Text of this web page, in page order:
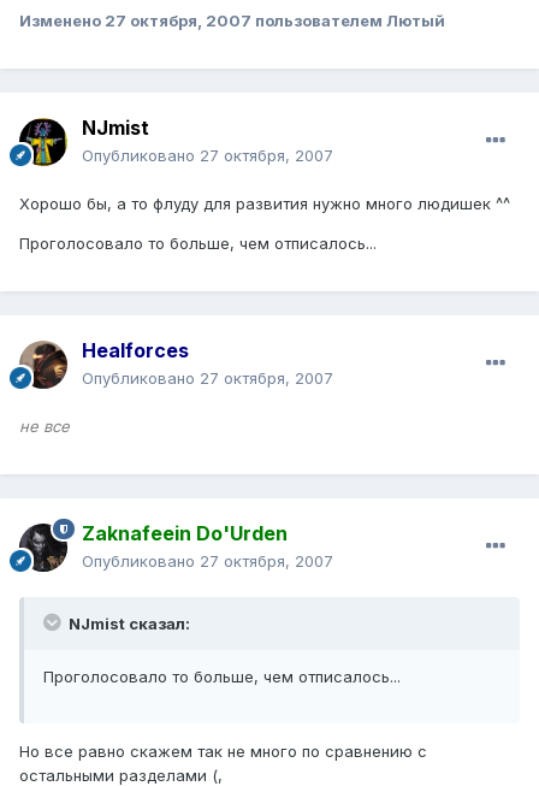
Изменено 27 октября, 2007 пользователем Лютый
NJmist
Опубликовано 27 октября, 2007
Хорошо бы, а то флуду для развития нужно много людишек ^^
Проголосовало то больше, чем отписалось...
Healforces
Опубликовано 27 октября, 2007
не все
Zaknafeein Do'Urden
Опубликовано 27 октября, 2007
NJmist сказал:
Проголосовало то больше, чем отписалось...
Но все равно скажем так не много по сравнению с
остальными разделами (,